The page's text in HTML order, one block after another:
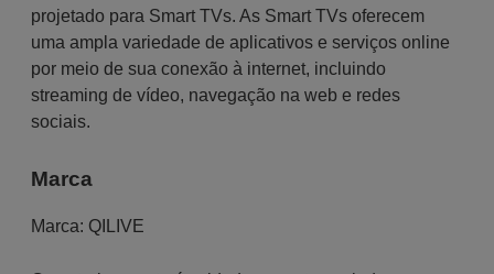
projetado para Smart TVs. As Smart TVs oferecem
uma ampla variedade de aplicativos e serviços online
por meio de sua conexão à internet, incluindo
streaming de vídeo, navegação na web e redes
sociais.
Marca
Marca: QILIVE